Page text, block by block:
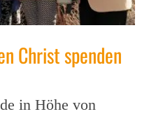
Christ spenden
in Höhe von